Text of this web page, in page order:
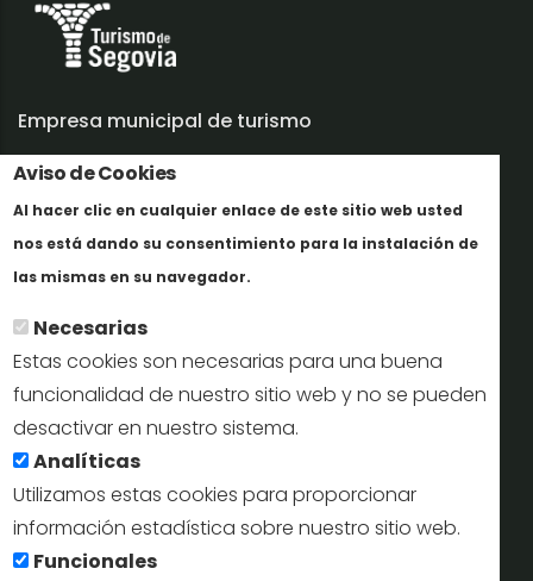
Aviso de Cookies
Al hacer clic en cualquier enlace de este sitio web usted
nos está dando su consentimiento para la instalación de
las mismas en su navegador.
Necesarias
Estas cookies son necesarias para una buena
funcionalidad de nuestro sitio web y no se pueden
desactivar en nuestro sistema.
Analíticas
Utilizamos estas cookies para proporcionar
información estadística sobre nuestro sitio web.
Funcionales
Empresa municipal de turismo
Trabaja con nosotros
Informes y documentación
Perfil del contratante
Oficinas de Turismo
reservas@turismodesegovia.com
info@turismodesegovia.com
Aviso legal |